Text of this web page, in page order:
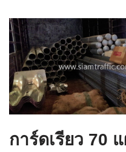
การ์ดเรียว 70